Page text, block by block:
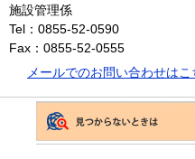
施設管理係
Tel：0855-52-0590
Fax：0855-52-0555
メールでのお問い合わせはこ